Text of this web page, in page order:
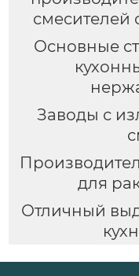
смесителей
Основные
Заводы с
для
Отличный